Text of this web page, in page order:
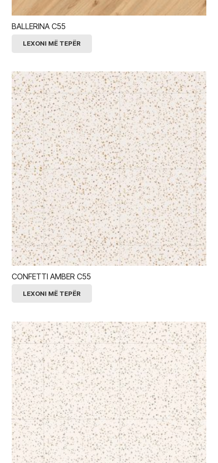
BALLERINA C55
LEXONI MË TEPËR
CONFETTI AMBER C55
LEXONI MË TEPËR